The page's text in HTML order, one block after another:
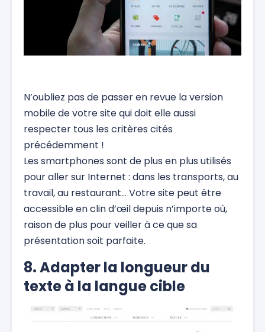
N’oubliez pas de passer en revue la version
mobile de votre site qui doit elle aussi
respecter tous les critères cités
précédemment !
Les smartphones sont de plus en plus utilisés
pour aller sur Internet : dans les transports, au
travail, au restaurant… Votre site peut être
accessible en clin d’œil depuis n’importe où,
raison de plus pour veiller à ce que sa
présentation soit parfaite.
8. Adapter la longueur du
texte à la langue cible